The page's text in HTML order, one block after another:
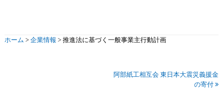
ホーム > 企業情報 > 推進法に基づく一般事業主行動計画
阿部紙工相互会 東日本大震災義援金
の寄付